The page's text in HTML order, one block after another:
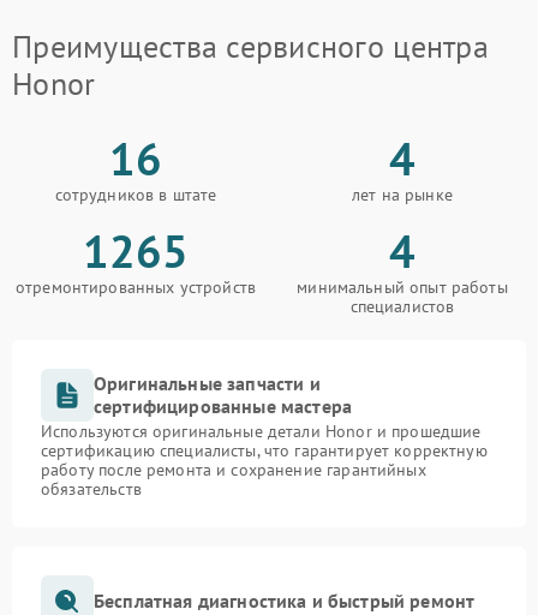
Преимущества сервисного центра
Honor
16
сотрудников в штате
4
лет на рынке
1265
отремонтированных устройств
4
минимальный опыт работы
специалистов
Оригинальные запчасти и
сертифицированные мастера
Используются оригинальные детали Honor и прошедшие
сертификацию специалисты, что гарантирует корректную
работу после ремонта и сохранение гарантийных
обязательств
Бесплатная диагностика и быстрый ремонт